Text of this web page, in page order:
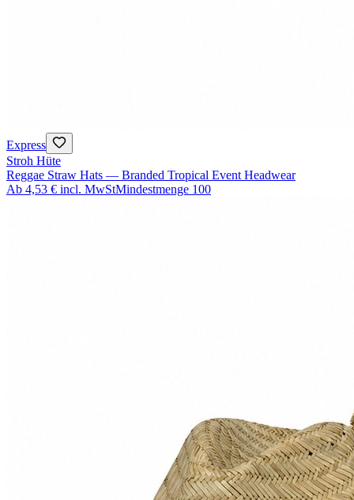
Express
Stroh Hüte
Reggae Straw Hats — Branded Tropical Event Headwear
Ab 4,53 € incl. MwStMindestmenge 100